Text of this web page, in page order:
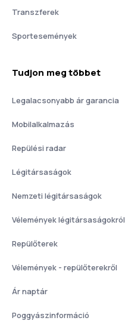
Transzferek
Sportesemények
Tudjon meg többet
Legalacsonyabb ár garancia
Mobilalkalmazás
Repülési radar
Légitársaságok
Nemzeti légitársaságok
Vélemények légitársaságokról
Repülőterek
Vélemények - repülőterekről
Ár naptár
Poggyászinformáció